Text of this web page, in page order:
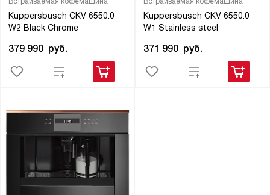
Kuppersbusch CKV 6550.0
W2 Black Chrome
379 990 руб.
Kuppersbusch CKV 6550.0
W1 Stainless steel
371 990 руб.